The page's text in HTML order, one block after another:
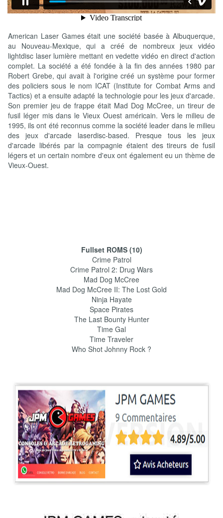
American Laser Games était une société basée à Albuquerque,
au Nouveau-Mexique, qui a créé de nombreux jeux vidéo
lightdisc laser lumière mettant en vedette vidéo en direct d'action
complet. La société a été fondée à la fin des années 1980 par
Robert Grebe, qui avait à l'origine créé un système pour former
des policiers sous le nom ICAT (Institute for Combat Arms and
Tactics) et a ensuite adapté la technologie pour les jeux d'arcade.
Son premier jeu de frappe était Mad Dog McCree, un tireur de
fusil léger mis dans le Vieux Ouest américain. Vers le milieu de
1995, ils ont été reconnus comme la société leader dans le milieu
des jeux d'arcade laserdisc-based. Presque tous les jeux
d'arcade libérés par la compagnie étaient des tireurs de fusil
légers et un certain nombre d'eux ont également eu un thème de
Vieux-Ouest.
Fullset ROMS (10)
Crime Patrol
Crime Patrol 2: Drug Wars
Mad Dog McCree
Mad Dog McCree II: The Lost Gold
Ninja Hayate
Space Pirates
The Last Bounty Hunter
Time Gal
Time Traveler
Who Shot Johnny Rock ?